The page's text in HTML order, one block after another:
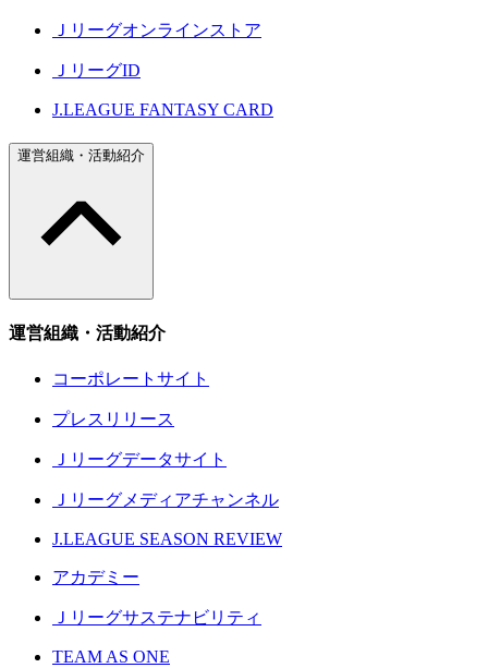
Ｊリーグオンラインストア
ＪリーグID
J.LEAGUE FANTASY CARD
運営組織・活動紹介
運営組織・活動紹介
コーポレートサイト
プレスリリース
Ｊリーグデータサイト
Ｊリーグメディアチャンネル
J.LEAGUE SEASON REVIEW
アカデミー
Ｊリーグサステナビリティ
TEAM AS ONE